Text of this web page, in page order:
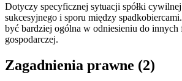
Dotyczy specyficznej sytuacji spółki
sukcesyjnego i sporu między
być bardziej ogólna w odniesieniu do innych
gospodarczej.
Zagadnienia prawne (2)